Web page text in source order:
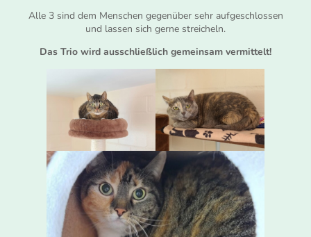
Alle 3 sind dem Menschen gegenüber sehr aufgeschlossen
und lassen sich gerne streicheln.
Das Trio wird ausschließlich gemeinsam vermittelt!